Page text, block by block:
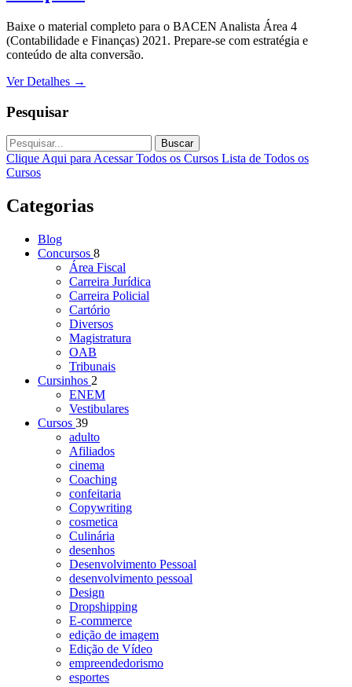
Baixe o material completo para o BACEN Analista Área 4
(Contabilidade e Finanças) 2021. Prepare-se com estratégia e
conteúdo de alta conversão.
Ver Detalhes →
Pesquisar
Buscar
Clique Aqui para Acessar Todos os Cursos Lista de Todos os
Cursos
Categorias
Blog
Concursos 8
Área Fiscal
Carreira Jurídica
Carreira Policial
Cartório
Diversos
Magistratura
OAB
Tribunais
Cursinhos 2
ENEM
Vestibulares
Cursos 39
adulto
Afiliados
cinema
Coaching
confeitaria
Copywriting
cosmetica
Culinária
desenhos
Desenvolvimento Pessoal
desenvolvimento pessoal
Design
Dropshipping
E-commerce
edição de imagem
Edição de Vídeo
empreendedorismo
esportes